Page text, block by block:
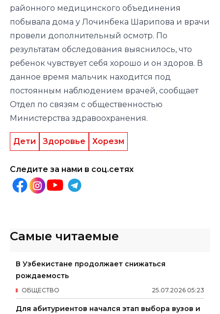
районного медицинского объединения
побывала дома у Лочинбека Шарипова и врачи
провели дополнительный осмотр. По
результатам обследования выяснилось, что
ребенок чувствует себя хорошо и он здоров. В
данное время мальчик находится под
постоянным наблюдением врачей, сообщает
Отдел по связям с общественностью
Министерства здравоохранения.
Дети Здоровье Хорезм
Следите за нами в соц.сетях
Самые читаемые
В Узбекистане продолжает снижаться
рождаемость
25.07.2026 05:23
ОБЩЕСТВО
Для абитуриентов начался этап выбора вузов и